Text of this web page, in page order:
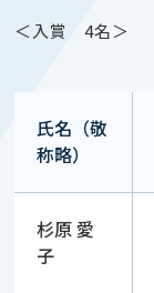
＜入賞 4名＞
氏名（敬
称略）
杉原 愛
子